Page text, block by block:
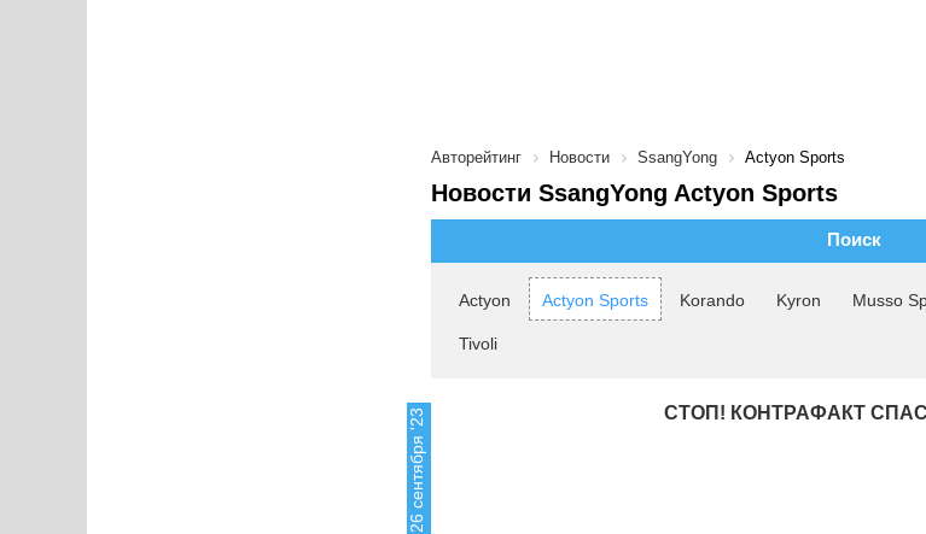
Авторейтинг Новости SsangYong Actyon Sports
Новости SsangYong Actyon Sports
Поиск
Actyon Actyon Sports Korando Kyron Musso
Tivoli
26 сентября '23 СТОП! КОНТРАФАКТ